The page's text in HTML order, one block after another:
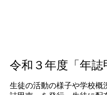
令和３年度「年誌
生徒の活動の様子や学校概